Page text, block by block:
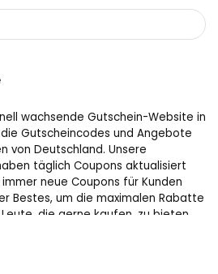
wachsende Gutschein-Website in
Gutscheincodes und Angebote
von Deutschland. Unsere
täglich Coupons aktualisiert
neue Coupons für Kunden
Bestes, um die maximalen Rabatte
die gerne kaufen, zu bieten.